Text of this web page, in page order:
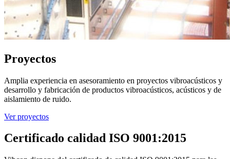
Proyectos
Amplia experiencia en asesoramiento en proyectos vibroacústicos y
desarrollo y fabricación de productos vibroacústicos, acústicos y de
aislamiento de ruido.
Ver proyectos
Certificado calidad ISO 9001:2015